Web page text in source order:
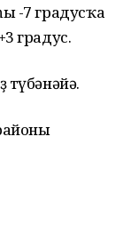
-7 градусҡа
градус.
түбәнәйә.